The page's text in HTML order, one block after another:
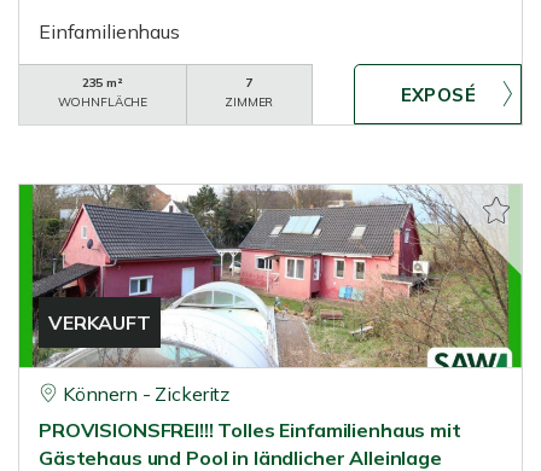
Einfamilienhaus
235 m²
WOHNFLÄCHE
7
ZIMMER
VERKAUFT
Könnern - Zickeritz
PROVISIONSFREI!!! Tolles Einfamilienhaus mit
Gästehaus und Pool in ländlicher Alleinlage